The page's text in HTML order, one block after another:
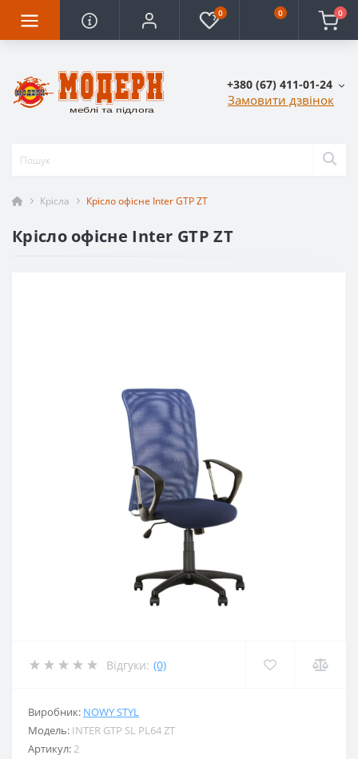
0 0 0
+380 (67) 411-01-24
Замовити дзвінок
Крісла Крісло офісне Inter GTP ZT
Крісло офісне Inter GTP ZT
Відгуки: (0)
Виробник: NOWY STYL
Модель: INTER GTP SL PL64 ZT
Артикул:2